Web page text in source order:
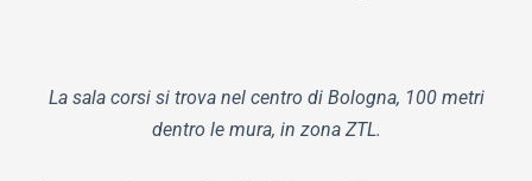
La sala corsi si trova nel centro di Bologna, 100 metri
dentro le mura, in zona ZTL.